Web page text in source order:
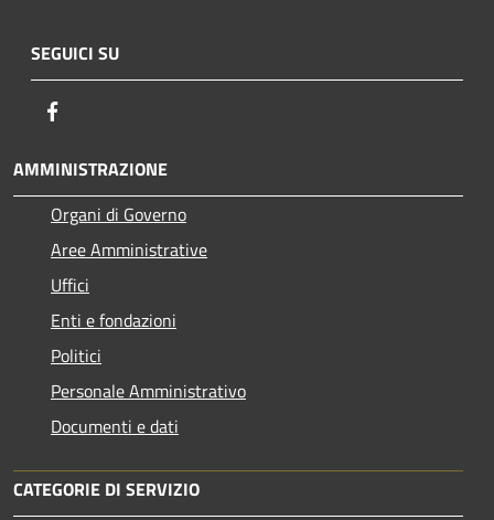
SEGUICI SU
AMMINISTRAZIONE
Organi di Governo
Aree Amministrative
Uffici
Enti e fondazioni
Politici
Personale Amministrativo
Documenti e dati
CATEGORIE DI SERVIZIO